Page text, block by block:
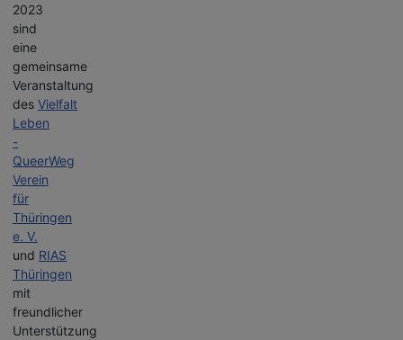
2023
sind
eine
gemeinsame
Veranstaltung
des Vielfalt
Leben
-
QueerWeg
Verein
für
Thüringen
e. V.
und RIAS
Thüringen
mit
freundlicher
Unterstützung